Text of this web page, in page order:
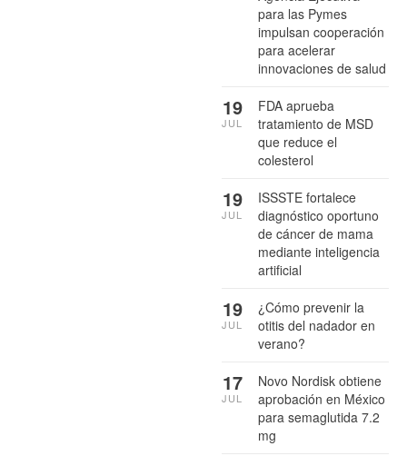
para las Pymes
impulsan cooperación
para acelerar
innovaciones de salud
FDA aprueba
tratamiento de MSD
que reduce el
colesterol
19
JUL
ISSSTE fortalece
diagnóstico oportuno
de cáncer de mama
mediante inteligencia
artificial
19
JUL
¿Cómo prevenir la
otitis del nadador en
verano?
19
JUL
Novo Nordisk obtiene
aprobación en México
para semaglutida 7.2
mg
17
JUL